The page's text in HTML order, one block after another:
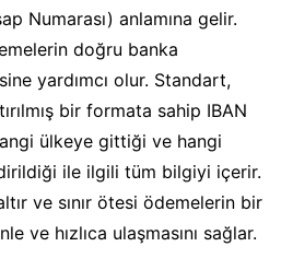
Numarası) anlamına gelir.
doğru banka
yardımcı olur. Standart,
bir formata sahip IBAN
ülkeye gittiği ve hangi
ile ilgili tüm bilgiyi içerir.
ve sınır ötesi ödemelerin bir
ve hızlıca ulaşmasını sağlar.